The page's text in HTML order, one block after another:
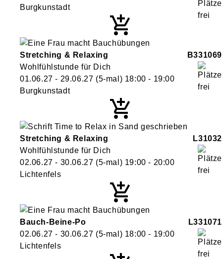
Burgkunstadt
Stretching & Relaxing
B331069
Wohlfühlstunde für Dich
01.06.27 - 29.06.27 (5-mal) 18:00 - 19:00
Burgkunstadt
Stretching & Relaxing
L31032
Wohlfühlstunde für Dich
02.06.27 - 30.06.27 (5-mal) 19:00 - 20:00
Lichtenfels
Bauch-Beine-Po
L331071
02.06.27 - 30.06.27 (5-mal) 18:00 - 19:00
Lichtenfels